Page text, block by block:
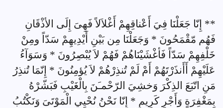
** إِنّا جَعَلْنَا فِيَ أَعْناقِهِمْ أَغْلاَلاً فَهِىَ إِلَى الأذْقَانِ
فَهُم مّقْمَحُونَ * وَجَعَلْنَا مِن بَيْنِ أَيْدِيهِمْ سَدّاً ومِنْ
خَلْفِهِمْ سَدّاً فَأغْشَيْنَاهُمْ فَهُمْ لاَ يُبْصِرُونَ * وَسَوَآءُ
عَلَيْهِمْ أَأَنذَرْتَهُمْ أَمْ لَمْ تُنذِرْهُمْ لاَ يُؤمِنُونَ * إِنّمَا تُنذِرُ
مَنِ اتّبَعَ الذِكْرَ وَخشِيَ الرّحْمـَنَ بِالْغَيْبِ فَبَشّرْهُ
بِمَغْفِرَةٍ وَأَجْرٍ كَرِيمٍ * إِنّا نَحْنُ نُحْيِي الْمَوْتَىَ وَنَكْتُبُ